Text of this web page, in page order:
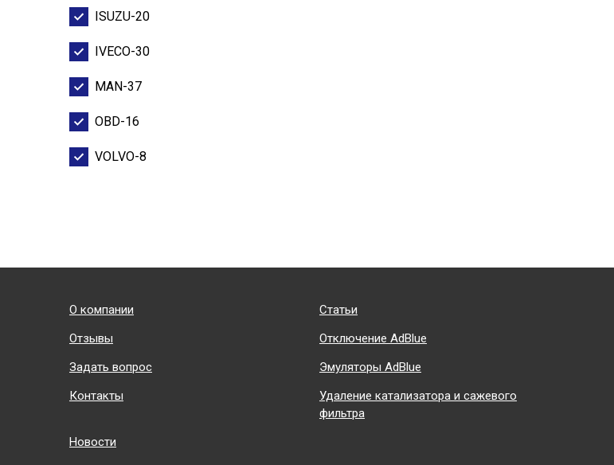
ISUZU-20
IVECO-30
MAN-37
OBD-16
VOLVO-8
Подвал
О компании
Статьи
Отзывы
Отключение AdBlue
Задать вопрос
Эмуляторы AdBlue
Контакты
Удаление катализатора и сажевого
фильтра
Новости